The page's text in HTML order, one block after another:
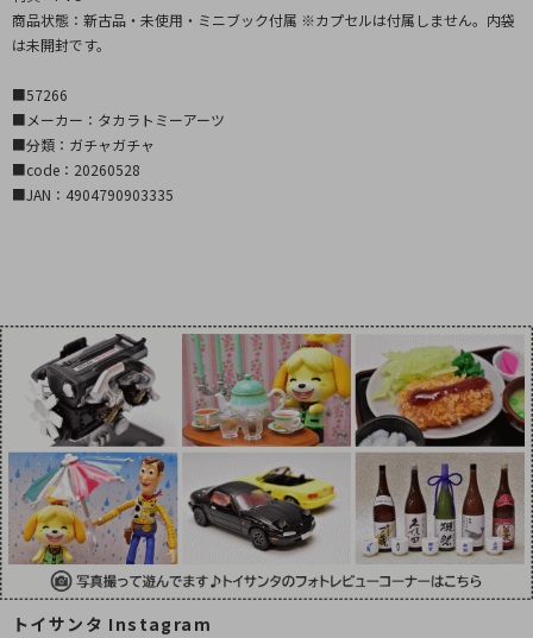
商品状態：新古品・未使用・ミニブック付属 ※カプセルは付属しません。内袋
は未開封です。
■57266
■メーカー：タカラトミーアーツ
■分類：ガチャガチャ
■code：20260528
■JAN：4904790903335
トイサンタ Instagram